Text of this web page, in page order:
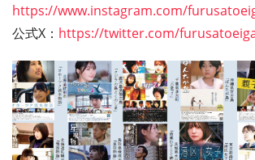
https://www.instagram.com/
公式X： https://twitter.com/